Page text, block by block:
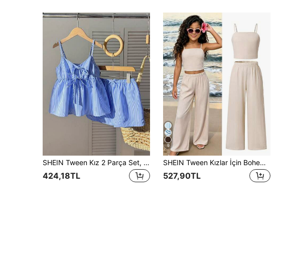
SHEIN Tween Kız 2 Parça Set, Fiyonk Detaylı Çizgili Kolsuz Askılı Üst ve Lastikli Bel Gevşek Günlük Şort, Yaz Tatili Kolej Stili Kombin
424,18TL
9
SHEIN Tween Kızlar İçin Bohem Totem Çiçekli Askılı Üst + Bol Düz Paça Pantolon ve Örme Yelek Seti, Seyahat, Tatil ve Günlük Kullanıma Uygun, Yazlık
527,90TL